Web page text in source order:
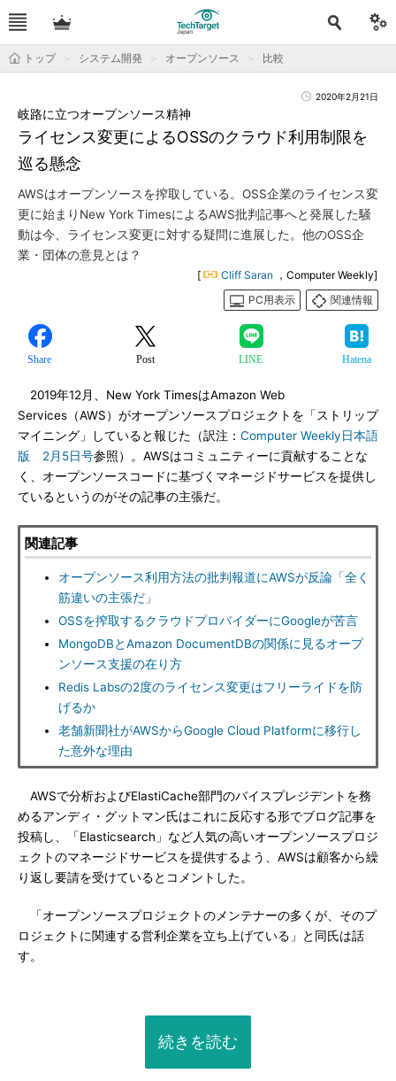
トップ システム開発 オープンソース 比較
2020年2月21日
ライセンス変更によるOSSのクラウド利用制限を
巡る懸念
岐路に立つオープンソース精神
AWSはオープンソースを搾取している。OSS企業のライセンス変
更に始まりNew York TimesによるAWS批判記事へと発展した騒
動は今、ライセンス変更に対する疑問に進展した。他のOSS企
業・団体の意見とは？
[ Cliff Saran ，Computer Weekly]
PC用表示
関連情報
Share Post LINE Hatena
2019年12月、New York TimesはAmazon Web
Services（AWS）がオープンソースプロジェクトを「ストリップ
マイニング」していると報じた（訳注： Computer Weekly日本語
版 2月5日号参照）。AWSはコミュニティーに貢献することな
く、オープンソースコードに基づくマネージドサービスを提供し
ているというのがその記事の主張だ。
関連記事
オープンソース利用方法の批判報道にAWSが反論「全く
筋違いの主張だ」
OSSを搾取するクラウドプロバイダーにGoogleが苦言
MongoDBとAmazon DocumentDBの関係に見るオープ
ンソース支援の在り方
Redis Labsの2度のライセンス変更はフリーライドを防
げるか
老舗新聞社がAWSからGoogle Cloud Platformに移行し
た意外な理由
AWSで分析およびElastiCache部門のバイスプレジデントを務
めるアンディ・グットマン氏はこれに反応する形でブログ記事を
投稿し、「Elasticsearch」など人気の高いオープンソースプロジ
ェクトのマネージドサービスを提供するよう、AWSは顧客から繰
り返し要請を受けているとコメントした。
「オープンソースプロジェクトのメンテナーの多くが、そのプ
ロジェクトに関連する営利企業を立ち上げている」と同氏は話
す。
続きを読む